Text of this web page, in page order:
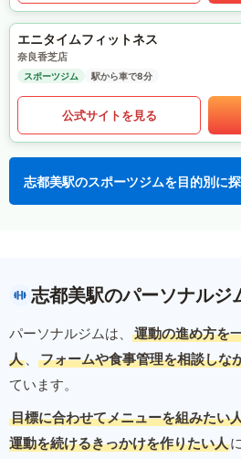
エニタイムフィットネス
奈良香芝店
スポーツジム 駅から車で8分
公式サイトを見る
志都美駅のスポーツジムを目的別に
志都美駅のパーソナルジ
パーソナルジムは、
運動の進め方を
人 、 フォームや食事管理を相談しな
ています。
目標に合わせてメニューを組みたい
運動を続けるきっかけを作りたい人